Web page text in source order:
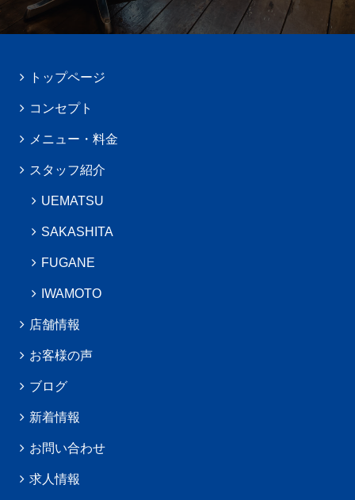
トップページ
コンセプト
メニュー・料金
スタッフ紹介
UEMATSU
SAKASHITA
FUGANE
IWAMOTO
店舗情報
お客様の声
ブログ
新着情報
お問い合わせ
求人情報